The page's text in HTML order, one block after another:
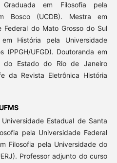
em Filosofia pela
Bosco (UCDB). Mestra em
Federal do Mato Grosso do Sul
em História pela Universidade
(PPGH/UFGD). Doutoranda em
do Estado do Rio de Janeiro
da Revista Eletrônica História
Estadual de Santa
pela Universidade Federal
Filosofia pela Universidade do
Professor adjunto do curso